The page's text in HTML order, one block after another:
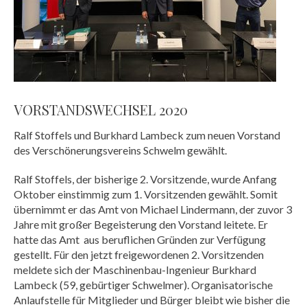
VORSTANDSWECHSEL 2020
Ralf Stoffels und Burkhard Lambeck zum neuen Vorstand
des Verschönerungsvereins Schwelm gewählt.
Ralf Stoffels, der bisherige 2. Vorsitzende, wurde Anfang
Oktober einstimmig zum 1. Vorsitzenden gewählt. Somit
übernimmt er das Amt von Michael Lindermann, der zuvor 3
Jahre mit großer Begeisterung den Vorstand leitete. Er
hatte das Amt aus beruflichen Gründen zur Verfügung
gestellt. Für den jetzt freigewordenen 2. Vorsitzenden
meldete sich der Maschinenbau-Ingenieur Burkhard
Lambeck (59, gebürtiger Schwelmer). Organisatorische
Anlaufstelle für Mitglieder und Bürger bleibt wie bisher die